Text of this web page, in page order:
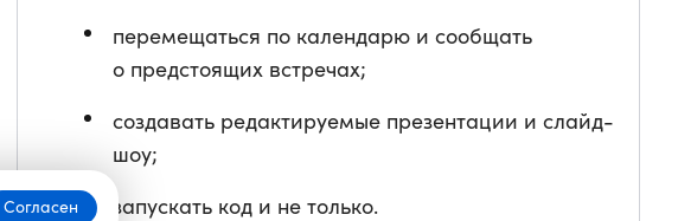
Согласен
перемещаться по календарю и сообщать
о предстоящих встречах;
создавать редактируемые презентации и слайд-
шоу;
запускать код и не только.